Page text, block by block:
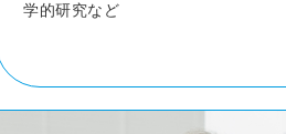
学的研究など